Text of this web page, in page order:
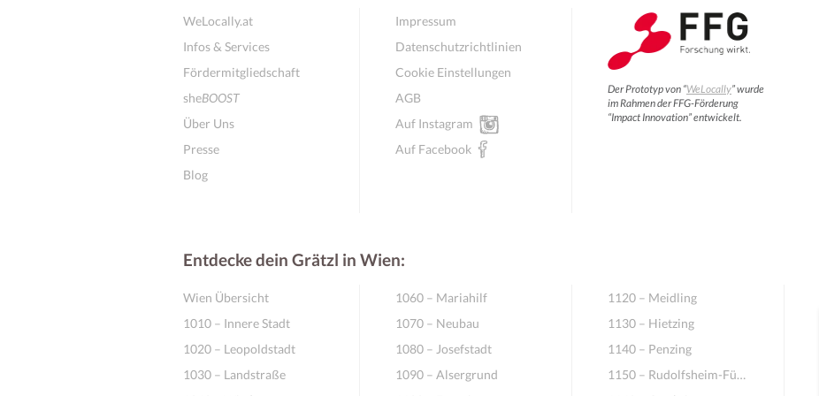
WeLocally.at
Infos & Services
Fördermitgliedschaft
sheBOOST
Über Uns
Presse
Blog
Impressum
Datenschutzrichtlinien
Cookie Einstellungen
AGB
Auf Instagram
Auf Facebook
Der Prototyp von “WeLocally” wurde
im Rahmen der FFG-Förderung
“Impact Innovation” entwickelt.
Entdecke dein Grätzl in Wien:
Wien Übersicht
1010 – Innere Stadt
1020 – Leopoldstadt
1030 – Landstraße
1060 – Mariahilf
1070 – Neubau
1080 – Josefstadt
1090 – Alsergrund
1120 – Meidling
1130 – Hietzing
1140 – Penzing
1150 – Rudolfsheim-Fünfhaus